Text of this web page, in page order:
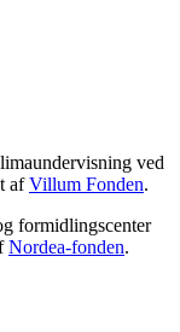
ved
afVillum Fonden.
formidlingscenter
Nordea-fonden.